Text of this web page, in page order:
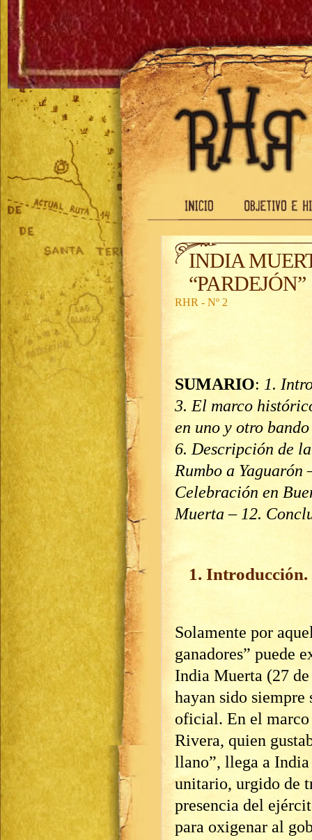
INDIA
“PARDEJÓN”
RHR - Nº 2
SUMARIO: 1.
3. El marco
en uno y otro
6. Descripción de
Rumbo a
Celebración en
Muerta – 12.
1. Introducción.
Solamente por
ganadores” puede
India Muerta (27
hayan sido siempre
oficial. En el marco
Rivera, quien
llano”, llega a
unitario, urgido de
presencia del
para oxigenar al